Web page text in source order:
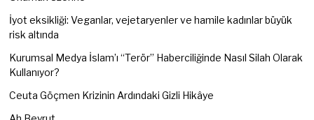
İyot eksikliği: Veganlar, vejetaryenler ve hamile kadınlar büyük
risk altında
Kurumsal Medya İslam’ı “Terör” Haberciliğinde Nasıl Silah Olarak
Kullanıyor?
Ceuta Göçmen Krizinin Ardındaki Gizli Hikâye